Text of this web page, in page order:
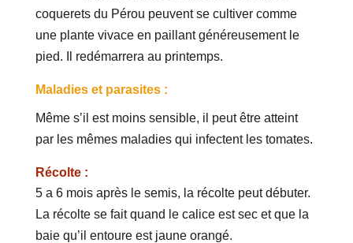
coquerets du Pérou peuvent se cultiver comme
une plante vivace en paillant généreusement le
pied. Il redémarrera au printemps.
Maladies et parasites :
Même s’il est moins sensible, il peut être atteint
par les mêmes maladies qui infectent les tomates.
Récolte :
5 a 6 mois après le semis, la récolte peut débuter.
La récolte se fait quand le calice est sec et que la
baie qu’il entoure est jaune orangé.